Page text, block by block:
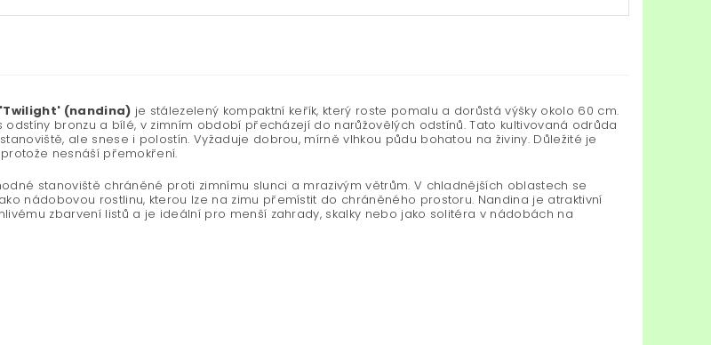
(nandina) je stálezelený kompaktní keřík, který roste pomalu a dorůstá výšky okolo 60 cm.
odstíny bronzu a bílé, v zimním období přecházejí do narůžovělých odstínů. Tato kultivovaná odrůda
ale snese i polostín. Vyžaduje dobrou, mírně vlhkou půdu bohatou na živiny. Důležité je
nesnáší přemokření.
stanoviště chráněné proti zimnímu slunci a mrazivým větrům. V chladnějších oblastech se
nádobovou rostlinu, kterou lze na zimu přemístit do chráněného prostoru. Nandina je atraktivní
zbarvení listů a je ideální pro menší zahrady, skalky nebo jako solitéra v nádobách na